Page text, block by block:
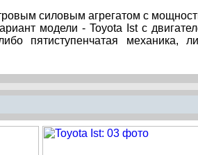
силовым агрегатом с
модели - Toyota Ist с
пятиступенчатая механика,